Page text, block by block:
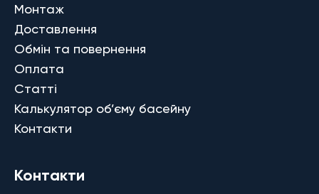
Монтаж
Доставлення
Обмін та повернення
Оплата
Статті
Калькулятор об’єму басейну
Контакти
Контакти